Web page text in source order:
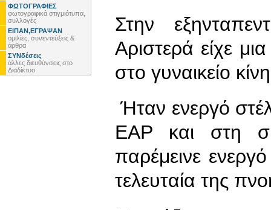
ΦΩΤΟΓΡΑΦΙΕΣ
φωτογραφικά στιγμιότυπα,
συλλογές
ΕΙΠΑΝ,ΕΓΡΑΨΑΝ
ομιλίες, συνεντεύξεις &
άρθρα
ΣΥΝδέσεις
άλλες διευθύνσεις στο
Διαδίκτυο
Στην
Αριστερά είχε
στο γυναικείο
Ήταν ενεργό
ΕΑΡ και στη
παρέμεινε
τελευταία της